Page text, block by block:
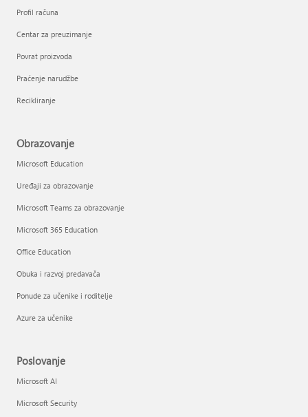
Profil računa
Centar za preuzimanje
Povrat proizvoda
Praćenje narudžbe
Recikliranje
Obrazovanje
Microsoft Education
Uređaji za obrazovanje
Microsoft Teams za obrazovanje
Microsoft 365 Education
Office Education
Obuka i razvoj predavača
Ponude za učenike i roditelje
Azure za učenike
Poslovanje
Microsoft AI
Microsoft Security